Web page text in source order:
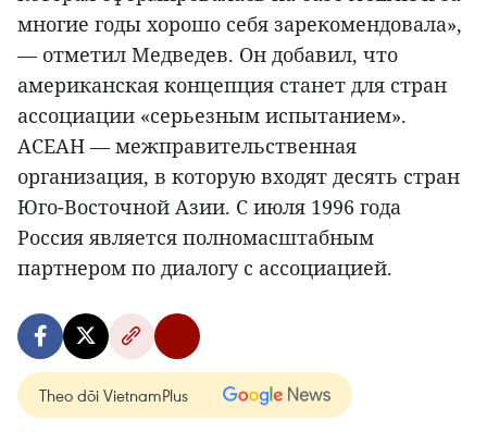
многие годы хорошо себя зарекомендовала»,
— отметил Медведев. Он добавил, что
американская концепция станет для стран
ассоциации «серьезным испытанием».
АСЕАН — межправительственная
организация, в которую входят десять стран
Юго-Восточной Азии. С июля 1996 года
Россия является полномасштабным
партнером по диалогу с ассоциацией.
Theo dõi VietnamPlus